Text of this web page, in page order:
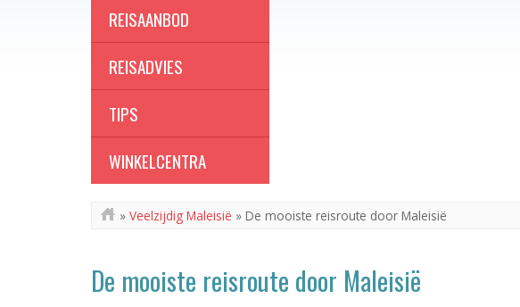
REISAANBOD
REISADVIES
TIPS
WINKELCENTRA
» Veelzijdig Maleisië » De mooiste reisroute door Maleisië
De mooiste reisroute door Maleisië